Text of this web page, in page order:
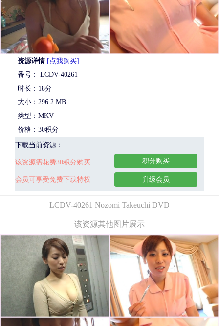
资源详情 [点我购买]
番号： LCDV-40261
时长：18分
大小：296.2 MB
类型：MKV
价格：30积分
下载当前资源：
该资源需花费30积分购买
会员可享受免费下载特权
积分购买
升级会员
LCDV-40261 Nozomi Takeuchi DVD
该资源其他图片展示